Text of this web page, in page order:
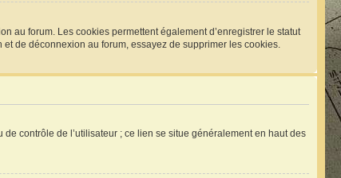
au forum. Les cookies permettent également d’enregistrer le statut
de déconnexion au forum, essayez de supprimer les cookies.
contrôle de l’utilisateur ; ce lien se situe généralement en haut des